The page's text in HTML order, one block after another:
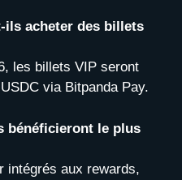
ils acheter des billets
les billets VIP seront
via Bitpanda Pay.
bénéficieront le plus
intégrés aux rewards,